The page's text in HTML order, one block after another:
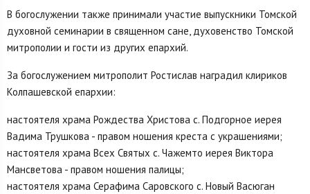
В богослужении также принимали участие выпускники Томской
духовной семинарии в священном сане, духовенство Томской
митрополии и гости из других епархий.
За богослужением митрополит Ростислав наградил клириков
Колпашевской епархии:
настоятеля храма Рождества Христова с. Подгорное иерея
Вадима Трушкова - правом ношения креста с украшениями;
настоятеля храма Всех Святых с. Чажемто иерея Виктора
Мансветова - правом ношения палицы;
настоятеля храма Серафима Саровского с. Новый Васюган